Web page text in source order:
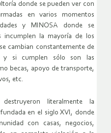
donde se pueden ver con
en varios momentos
y MINOSA donde se
incumplen la mayoría de los
cambian constantemente de
y si cumplen sólo son las
becas, apoyo de transporte,
etc.
literalmente la
en el siglo XVI, donde
con casas, negocios,